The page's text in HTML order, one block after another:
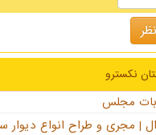
نكسترو
مجلس
| مجری و طراح انواع دیوار